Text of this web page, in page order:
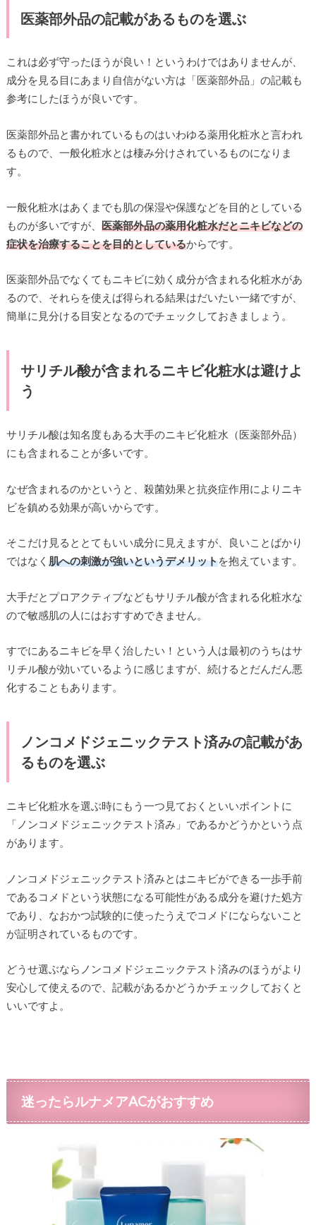
医薬部外品の記載があるものを選ぶ
これは必ず守ったほうが良い！というわけではありませんが、
成分を見る目にあまり自信がない方は「医薬部外品」の記載も
参考にしたほうが良いです。
医薬部外品と書かれているものはいわゆる薬用化粧水と言われ
るもので、一般化粧水とは棲み分けされているものになりま
す。
一般化粧水はあくまでも肌の保湿や保護などを目的としている
ものが多いですが、 医薬部外品の薬用化粧水だとニキビなどの
症状を治療することを目的としているからです。
医薬部外品でなくてもニキビに効く成分が含まれる化粧水があ
るので、それらを使えば得られる結果はだいたい一緒ですが、
簡単に見分ける目安となるのでチェックしておきましょう。
サリチル酸が含まれるニキビ化粧水は避けよ
う
サリチル酸は知名度もある大手のニキビ化粧水（医薬部外品）
にも含まれることが多いです。
なぜ含まれるのかというと、殺菌効果と抗炎症作用によりニキ
ビを鎮める効果が高いからです。
そこだけ見るととてもいい成分に見えますが、良いことばかり
ではなく 肌への刺激が強いというデメリットを抱えています。
大手だとプロアクティブなどもサリチル酸が含まれる化粧水な
ので敏感肌の人にはおすすめできません。
すでにあるニキビを早く治したい！という人は最初のうちはサ
リチル酸が効いているように感じますが、続けるとだんだん悪
化することもあります。
ノンコメドジェニックテスト済みの記載があ
るものを選ぶ
ニキビ化粧水を選ぶ時にもう一つ見ておくといいポイントに
「ノンコメドジェニックテスト済み」であるかどうかという点
があります。
ノンコメドジェニックテスト済みとはニキビができる一歩手前
であるコメドという状態になる可能性がある成分を避けた処方
であり、なおかつ試験的に使ったうえでコメドにならないこと
が証明されているものです。
どうせ選ぶならノンコメドジェニックテスト済みのほうがより
安心して使えるので、記載があるかどうかチェックしておくと
いいですよ。
迷ったらルナメアACがおすすめ